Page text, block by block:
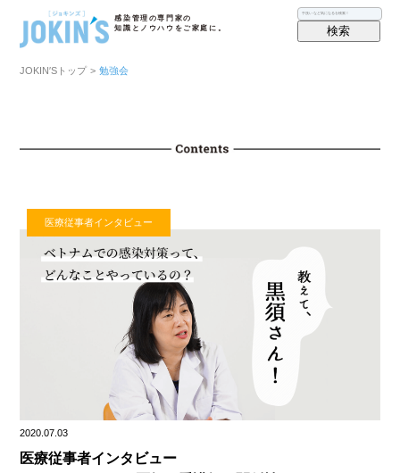
感染管理の専門家の
知識とノウハウをご家庭に。
検索
JOKIN′Sトップ > 勉強会
医療従事者インタビュー
2020.07.03
医療従事者インタビュー